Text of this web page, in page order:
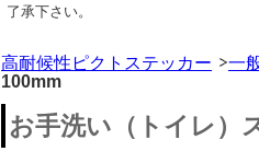
了承下さい。
高耐候性ピクトステッカー
一
100mm
お手洗い（トイレ